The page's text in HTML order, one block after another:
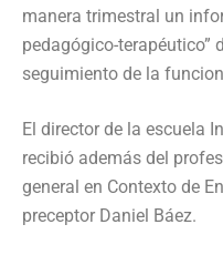
manera trimestral un
pedagógico-terapéutico”
seguimiento de la
El director de la escuela
recibió además del
general en Contexto de
preceptor Daniel Báez.